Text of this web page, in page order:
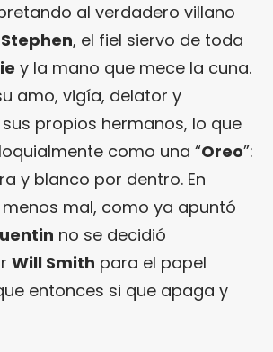
al verdadero villano
Stephen, el fiel siervo de toda
y la mano que mece la cuna.
amo, vigía, delator y
propios hermanos, lo que
como una “Oreo”:
y blanco por dentro. En
mal, como ya apuntó
no se decidió
Will Smith para el papel
entonces si que apaga y